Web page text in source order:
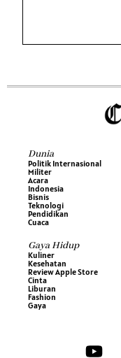
Dunia
Politik Internasional
Militer
Acara
Indonesia
Bisnis
Teknologi
Pendidikan
Cuaca
Gaya Hidup
Kuliner
Kesehatan
Review Apple Store
Cinta
Liburan
Fashion
Gaya